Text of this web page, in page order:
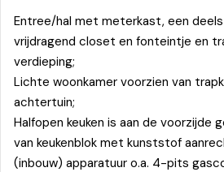
Entree/hal met meterkast, een
vrijdragend closet en fonteintje en
verdieping;
Lichte woonkamer voorzien van
achtertuin;
Halfopen keuken is aan de voorzijde
van keukenblok met kunststof
(inbouw) apparatuur o.a. 4-pits